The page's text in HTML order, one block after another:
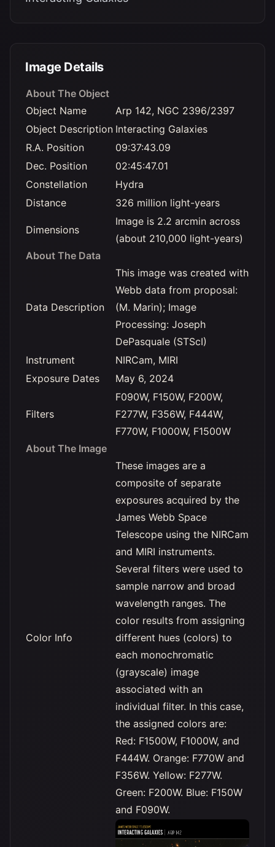
Image Details
About The Object
Object Name
Arp 142, NGC 2396/2397
Object Description Interacting Galaxies
R.A. Position
09:37:43.09
Dec. Position
02:45:47.01
Constellation
Hydra
Distance
326 million light-years
Dimensions
Image is 2.2 arcmin across
(about 210,000 light-years)
About The Data
Data Description
This image was created with
Webb data from proposal:
(M. Marin); Image
Processing: Joseph
DePasquale (STScI)
Instrument
NIRCam, MIRI
Exposure Dates
May 6, 2024
Filters
F090W, F150W, F200W,
F277W, F356W, F444W,
F770W, F1000W, F1500W
About The Image
Color Info
These images are a
composite of separate
exposures acquired by the
James Webb Space
Telescope using the NIRCam
and MIRI instruments.
Several filters were used to
sample narrow and broad
wavelength ranges. The
color results from assigning
different hues (colors) to
each monochromatic
(grayscale) image
associated with an
individual filter. In this case,
the assigned colors are:
Red: F1500W, F1000W, and
F444W. Orange: F770W and
F356W. Yellow: F277W.
Green: F200W. Blue: F150W
and F090W.